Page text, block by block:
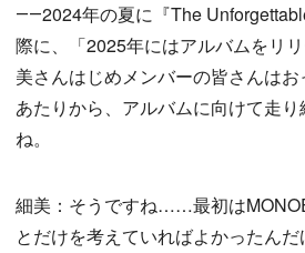
――2024年の夏に『The
際に、「2025年にはアルバムをリ
美さんはじめメンバーの皆さんは
あたりから、アルバムに向けて走
ね。
細美：そうですね……最初は
とだけを考えていればよかったん